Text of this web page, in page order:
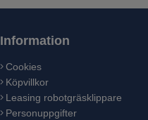
Information
Cookies
Köpvillkor
Leasing robotgräsklippare
Personuppgifter